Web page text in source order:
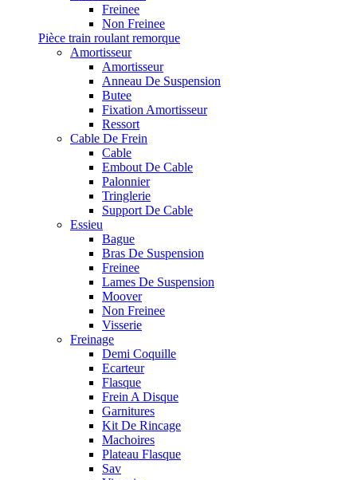
Freinee
Non Freinee
Pièce train roulant remorque
Amortisseur
Amortisseur
Anneau De Suspension
Butee
Fixation Amortisseur
Ressort
Cable De Frein
Cable
Embout De Cable
Palonnier
Tringlerie
Support De Cable
Essieu
Bague
Bras De Suspension
Freinee
Lames De Suspension
Moover
Non Freinee
Visserie
Freinage
Demi Coquille
Ecarteur
Flasque
Frein A Disque
Garnitures
Kit De Rincage
Machoires
Plateau Flasque
Sav